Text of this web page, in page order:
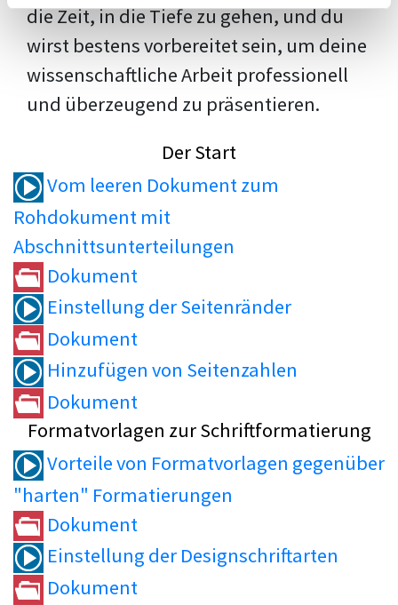
die Zeit, in die Tiefe zu gehen, und du
wirst bestens vorbereitet sein, um deine
wissenschaftliche Arbeit professionell
und überzeugend zu präsentieren.
Der Start
Vom leeren Dokument zum
Rohdokument mit
Abschnittsunterteilungen
Dokument
Einstellung der Seitenränder
Dokument
Hinzufügen von Seitenzahlen
Dokument
Formatvorlagen zur Schriftformatierung
Vorteile von Formatvorlagen gegenüber
"harten" Formatierungen
Dokument
Einstellung der Designschriftarten
Dokument